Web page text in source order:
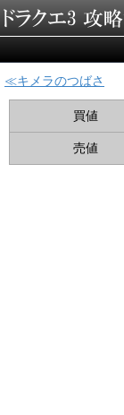
キメラのつばさ
買値
売値